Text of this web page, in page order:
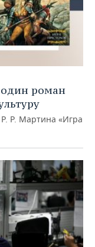
один роман
Р. Мартина «Игра